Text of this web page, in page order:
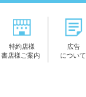
特約店様
書店様ご案内
広告
について